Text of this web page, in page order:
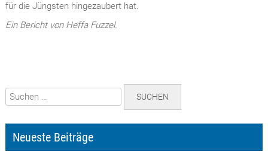
für die Jüngsten hingezaubert hat.
Ein Bericht von Heffa Fuzzel.
Suchen
nach:
Neueste Beiträge